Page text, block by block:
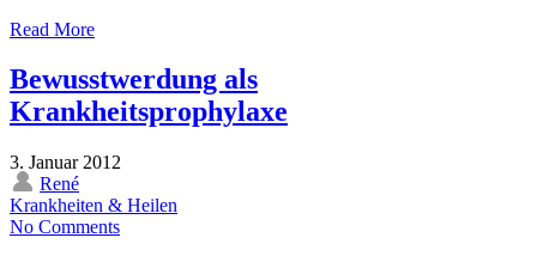
Read More
Bewusstwerdung als
Krankheitsprophylaxe
3. Januar 2012
René
Krankheiten & Heilen
No Comments